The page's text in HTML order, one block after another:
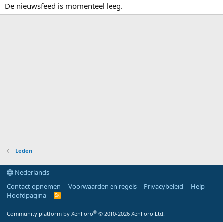
De nieuwsfeed is momenteel leeg.
Leden
Nederlands
Contact opnemen
Voorwaarden en regels Privacybeleid
Help
Hoofdpagina
R
Community platform by XenForo® © 2010-2026 XenForo Ltd.